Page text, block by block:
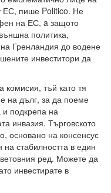
ЕС, пише Politico. Не
на ЕС, a защото
политика,
Гренландия до водене
инвеститори да
комисия, тъй като тя
на дълг, за да поеме
и подкрепа на
инвазия. Търговското
основано на консенсус
стабилността в един
ред. Можете да
инвестирате в